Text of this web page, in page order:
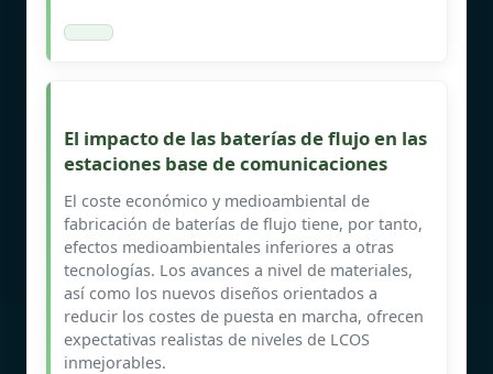
El impacto de las baterías de flujo en las
estaciones base de comunicaciones
El coste económico y medioambiental de
fabricación de baterías de flujo tiene, por tanto,
efectos medioambientales inferiores a otras
tecnologías. Los avances a nivel de materiales,
así como los nuevos diseños orientados a
reducir los costes de puesta en marcha, ofrecen
expectativas realistas de niveles de LCOS
inmejorables.